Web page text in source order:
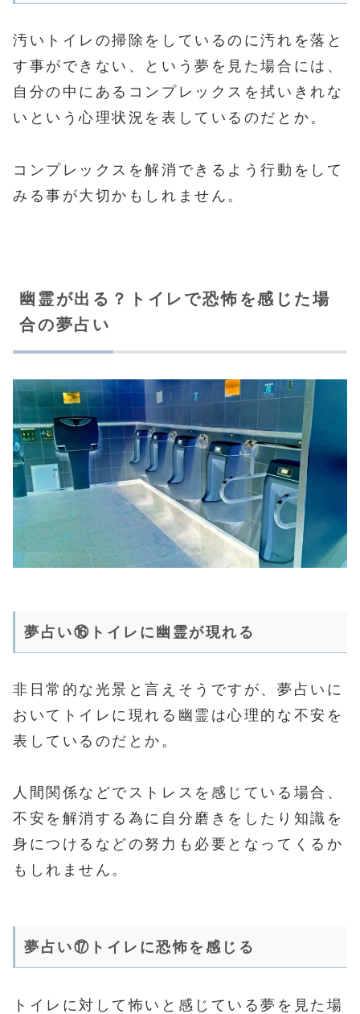
汚いトイレの掃除をしているのに汚れを落と
す事ができない、という夢を見た場合には、
自分の中にあるコンプレックスを拭いきれな
いという心理状況を表しているのだとか。
コンプレックスを解消できるよう行動をして
みる事が大切かもしれません。
幽霊が出る？トイレで恐怖を感じた場
合の夢占い
夢占い⑯トイレに幽霊が現れる
非日常的な光景と言えそうですが、夢占いに
おいてトイレに現れる幽霊は心理的な不安を
表しているのだとか。
人間関係などでストレスを感じている場合、
不安を解消する為に自分磨きをしたり知識を
身につけるなどの努力も必要となってくるか
もしれません。
夢占い⑰トイレに恐怖を感じる
トイレに対して怖いと感じている夢を見た場